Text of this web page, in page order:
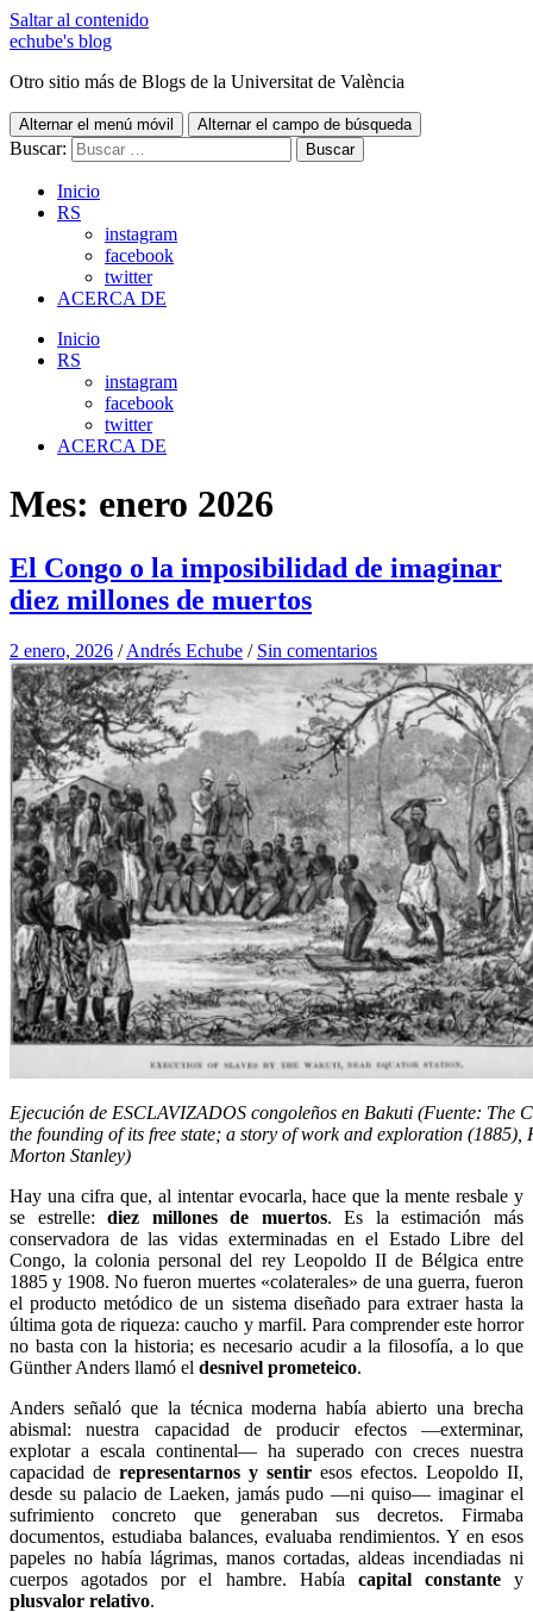
Saltar al contenido
echube's blog
Otro sitio más de Blogs de la Universitat de València
Alternar el menú móvil Alternar el campo de búsqueda
Buscar:
Inicio
RS
instagram
facebook
twitter
ACERCA DE
Inicio
RS
instagram
facebook
twitter
ACERCA DE
Mes: enero 2026
El Congo o la imposibilidad de imaginar
diez millones de muertos
2 enero, 2026 /Andrés Echube / Sin comentarios
Ejecución de ESCLAVIZADOS congoleños en Bakuti (Fuente: The
the founding of its free state; a story of work and exploration (1885),
Morton Stanley)
Hay una cifra que, al intentar evocarla, hace que la mente resbale y
se estrelle:diez millones de muertos. Es la estimación más
conservadora de las vidas exterminadas en el Estado Libre del
Congo, la colonia personal del rey Leopoldo II de Bélgica entre
1885 y 1908. No fueron muertes «colaterales» de una guerra, fueron
el producto metódico de un sistema diseñado para extraer hasta la
última gota de riqueza: caucho y marfil. Para comprender este horror
no basta con la historia; es necesario acudir a la filosofía, a lo que
Günther Anders llamó el desnivel prometeico.
Anders señaló que la técnica moderna había abierto una brecha
abismal: nuestra capacidad de producir efectos —exterminar,
explotar a escala continental— ha superado con creces nuestra
capacidad de representarnos y sentir esos efectos. Leopoldo II,
desde su palacio de Laeken, jamás pudo —ni quiso— imaginar el
sufrimiento concreto que generaban sus decretos. Firmaba
documentos, estudiaba balances, evaluaba rendimientos. Y en esos
papeles no había lágrimas, manos cortadas, aldeas incendiadas ni
cuerpos agotados por el hambre. Había capital constantey
plusvalor relativo.